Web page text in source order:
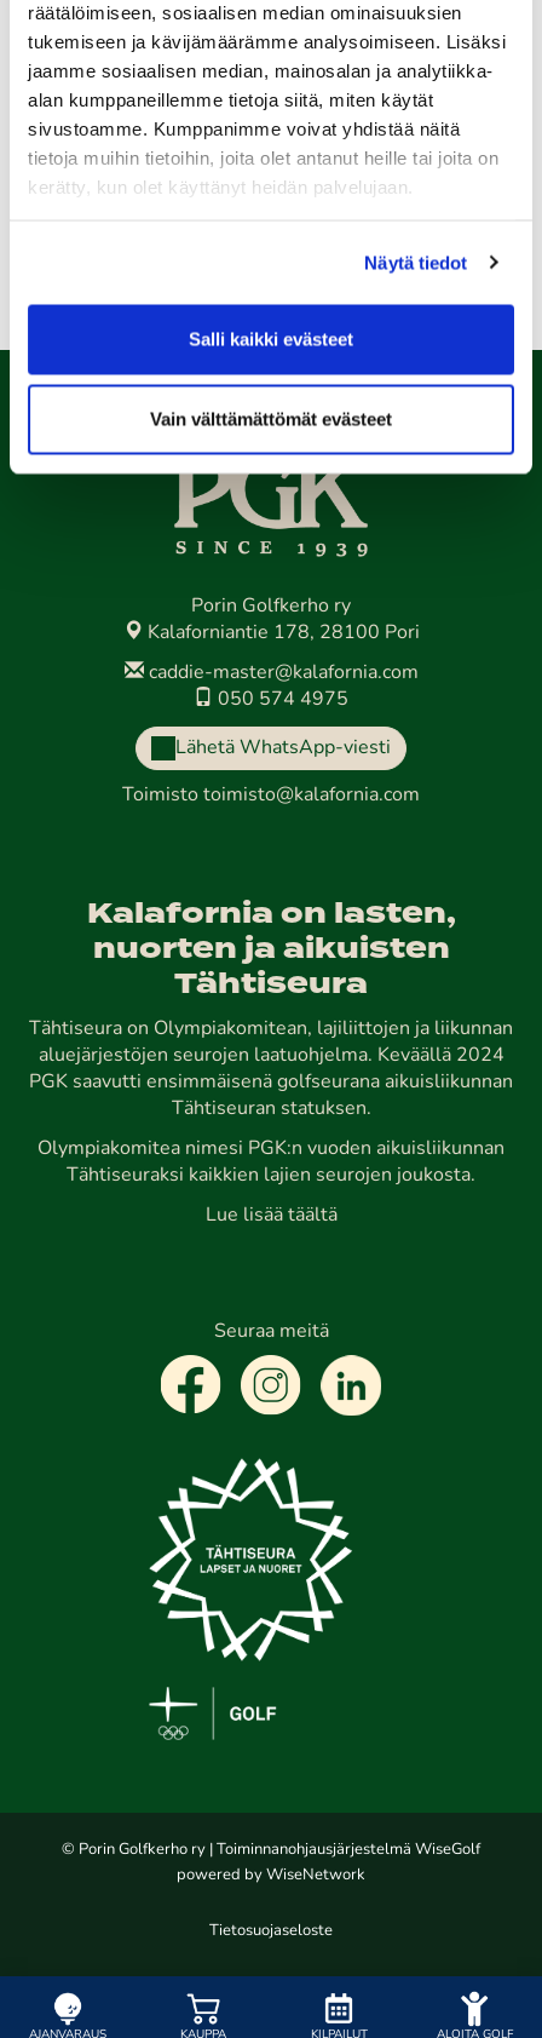
räätälöimiseen, sosiaalisen median ominaisuuksien
tukemiseen ja kävijämäärämme analysoimiseen. Lisäksi
jaamme sosiaalisen median, mainosalan ja analytiikka-
alan kumppaneillemme tietoja siitä, miten käytät
sivustoamme. Kumppanimme voivat yhdistää näitä
tietoja muihin tietoihin, joita olet antanut heille tai joita on
kerätty, kun olet käyttänyt heidän palvelujaan.
Näytä tiedot
Salli kaikki evästeet
Vain välttämättömät evästeet
AJANVARAUS KAUPPA KILPAILUT ALOITA GOLF
Rekisteröidy
Haluan tilata Kalafornia uutiskirjeen
Olen lukenuttietosuojaselosteenja hyväksyn
henkilötietojeni käsittelyn (*)
Porin Golfkerho ry
Kalaforniantie 178, 28100 Pori
caddie-master@kalafornia.com
050 574 4975
Lähetä WhatsApp-viesti
Toimisto toimisto@kalafornia.com
Kalafornia on lasten,
nuorten ja aikuisten
Tähtiseura
Tähtiseura on Olympiakomitean, lajiliittojen ja liikunnan
aluejärjestöjen seurojen laatuohjelma. Keväällä 2024
PGK saavutti ensimmäisenä golfseurana aikuisliikunnan
Tähtiseuran statuksen.
Olympiakomitea nimesi PGK:n vuoden aikuisliikunnan
Tähtiseuraksi kaikkien lajien seurojen joukosta.
Lue lisää täältä
Seuraa meitä
© Porin Golfkerho ry | Toiminnanohjausjärjestelmä WiseGolf
powered by WiseNetwork
Tietosuojaseloste